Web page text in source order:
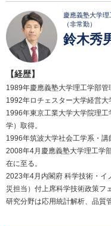
慶應義塾大学
（非常勤）
鈴木秀
【経歴】
1989年慶應義塾大学理工学部管
1992年ロチェスター大学経営大
1996年東京工業大学大学院理
学）取得。
1996年筑波大学社会工学系・講
2008年4月慶應義塾大学理工学
在に至る。
2023年4月内閣府 科学技術・イ
災担当）付上席科学技術政策フ
研究分野は応用統計解析、品質